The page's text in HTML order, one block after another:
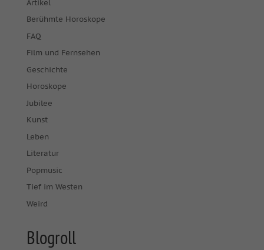
Artikel
Berühmte Horoskope
FAQ
Film und Fernsehen
Geschichte
Horoskope
Jubilee
Kunst
Leben
Literatur
Popmusic
Tief im Westen
Weird
Blogroll